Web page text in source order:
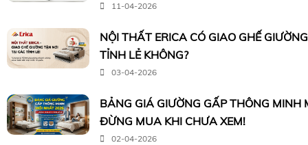
11-04-2026
NỘI THẤT ERICA CÓ GIAO GHẾ
TỈNH LẺ KHÔNG?
03-04-2026
BẢNG GIÁ GIƯỜNG GẤP THÔNG
ĐỪNG MUA KHI CHƯA XEM!
02-04-2026